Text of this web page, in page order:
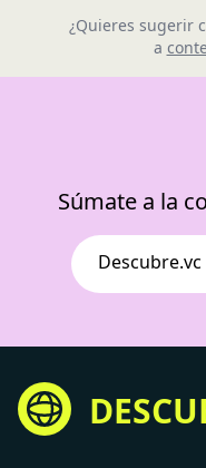
¿Quieres sugerir
a
Súmate a la